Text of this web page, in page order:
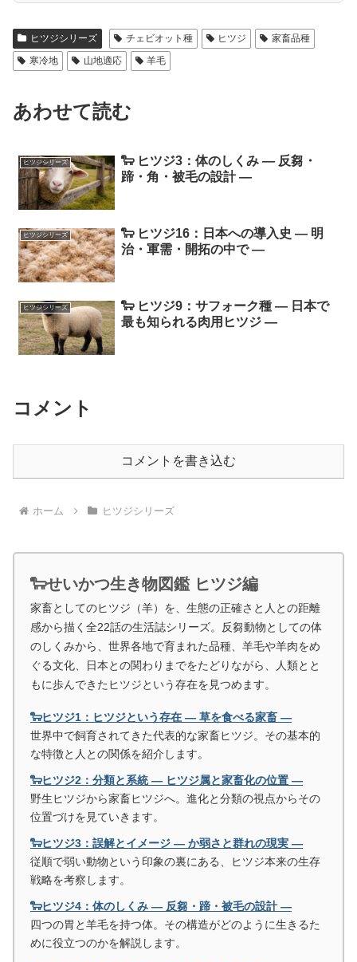
ヒツジシリーズ チェビオット種 ヒツジ
家畜品種
寒冷地
山地適応 羊毛
あわせて読む
ヒツジシリーズ
🐑 ヒツジ3：体のしくみ ― 反芻・
蹄・角・被毛の設計 ―
ヒツジシリーズ
🐑 ヒツジ16：日本への導入史 ― 明
治・軍需・開拓の中で ―
ヒツジシリーズ
🐑 ヒツジ9：サフォーク種 ― 日本で
最も知られる肉用ヒツジ ―
コメント
コメントを書き込む
ホーム ヒツジシリーズ
🐑せいかつ生き物図鑑 ヒツジ編
家畜としてのヒツジ（羊）を、生態の正確さと人との距離
感から描く全22話の生活誌シリーズ。反芻動物としての体
のしくみから、世界各地で育まれた品種、羊毛や羊肉をめ
ぐる文化、日本との関わりまでをたどりながら、人類とと
もに歩んできたヒツジという存在を見つめます。
🐑ヒツジ1：ヒツジという存在 ― 草を食べる家畜 ―
世界中で飼育されてきた代表的な家畜ヒツジ。その基本的
な特徴と人との関係を紹介します。
🐑ヒツジ2：分類と系統 ― ヒツジ属と家畜化の位置 ―
野生ヒツジから家畜ヒツジへ。進化と分類の視点からその
位置づけを見ていきます。
🐑ヒツジ3：誤解とイメージ ― か弱さと群れの現実 ―
従順で弱い動物という印象の裏にある、ヒツジ本来の生存
戦略を考察します。
🐑ヒツジ4：体のしくみ ― 反芻・蹄・被毛の設計 ―
四つの胃と羊毛を持つ体。その構造がどのように生きるた
めに役立つのかを解説します。